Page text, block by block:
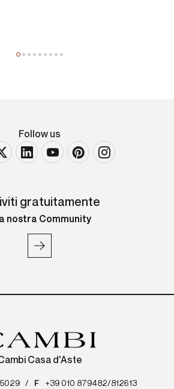
Follow us
gratuitamente
nostra Community
Casa d'Aste
/ F
+39 010 879482/812613